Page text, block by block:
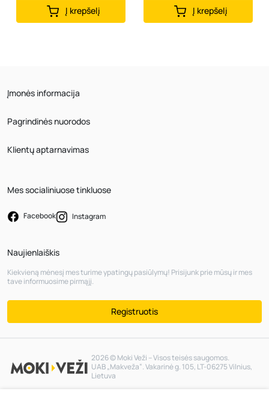
Į krepšelį Į krepšelį
Įmonės informacija
Pagrindinės nuorodos
Klientų aptarnavimas
Mes socialiniuose tinkluose
Facebook Instagram
Naujienlaiškis
Kiekvieną mėnesį mes turime ypatingų pasiūlymų! Prisijunk prie mūsų ir mes
tave informuosime pirmąjį.
Registruotis
2026 © Moki Veži – Visos teisės saugomos.
UAB „Makveža“. Vakarinė g. 105, LT-06275 Vilnius,
Lietuva